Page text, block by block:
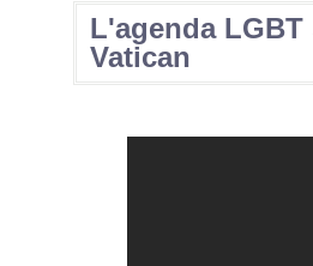
L'agenda
Vatican